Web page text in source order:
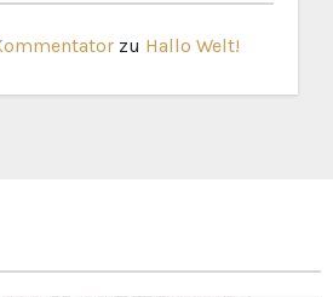
zu Hallo Welt!